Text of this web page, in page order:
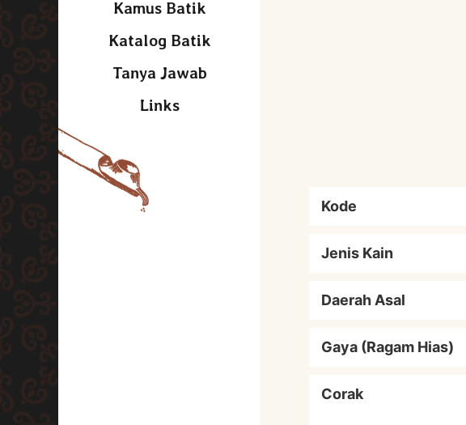
Kamus Batik
Katalog Batik
Tanya Jawab
Links
Kode
Jenis Kain
Daerah Asal
Gaya (Ragam Hias)
Corak